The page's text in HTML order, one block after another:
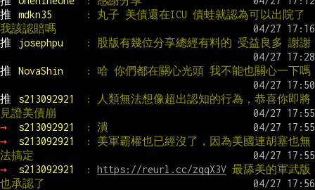
推
mdkn35
: 丸子 美債還在ICU 債蛙就認為可以出院了
我該認賠嗎
推
josephpu : 股版有幾位分享總經有料的 受益良多 謝謝
推 NovaShin : 哈 你們都在關心光頭 我不能也關心一下嗎
推 s213092921
: 人類無法想像超出認知的行為，恭喜你即將
見證美債崩
→
s213092921
: 潰
→
s213092921
: 美軍霸權也已經沒了，因為美國連胡塞也無
法搞定
→
s213092921 : https://reurl.cc/zqqX3V 最舔美的軍武版
也承認了